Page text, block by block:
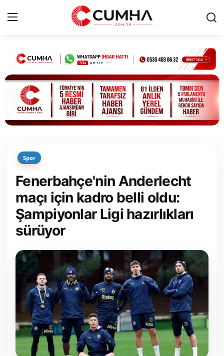
Kurumsal
Cumhurbaşkanlığı
Bakanlıklar
Siyasi Partiler
Yerel Yönetimler
Mülki İdare
Toplum ve Yaşam
Sivil Toplum Kuruluşları
Kamu Kurumları ve Üst Kurullar
Resmi Reklamlar
Spor
Fenerbahçe'nin Anderlecht
maçı için kadro belli oldu:
Şampiyonlar Ligi hazırlıkları
sürüyor